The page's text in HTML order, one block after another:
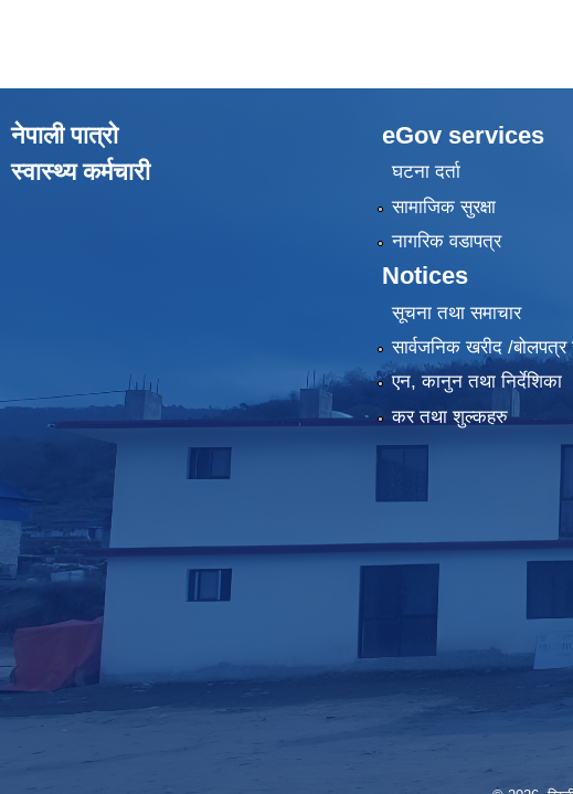
नेपाली पात्रो
स्वास्थ्य कर्मचारी
eGov services
घटना दर्ता
सामाजिक सुरक्षा
नागरिक वडापत्र
Notices
सूचना तथा समाचार
सार्वजनिक खरीद /
एन, कानुन तथा निर्देशिका
कर तथा शुल्कहरु